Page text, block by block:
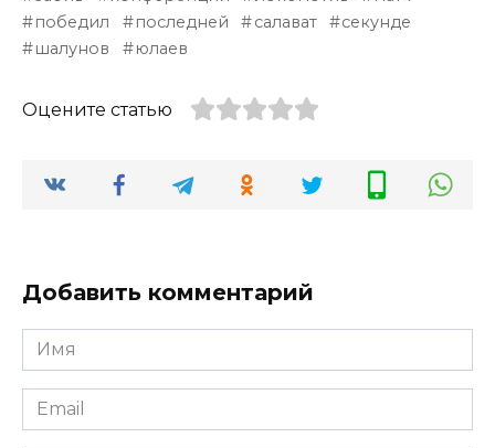
победил
последней салават
секунде
шалунов
юлаев
Оцените статью
Добавить комментарий
Имя
*
Email
*